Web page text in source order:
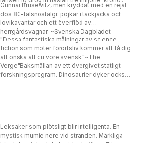
Gunnar Brusewitz, men kryddat med en rejäl
dos 80-talsnostalgi: pojkar i täckjacka och
lovikavantar och ett överflöd av
herrgårdsvagnar. ~Svenska Dagbladet
"Dessa fantastiska målningar av science
fiction som möter förortsliv kommer att få dig
att önska att du vore svensk."~The
Verge"Baksmällan av ett övergivet statligt
forskningsprogram. Dinosaurier dyker också
Leksaker som plötsligt blir intelligenta. En
mystisk mumie nere vid stranden. Märkliga